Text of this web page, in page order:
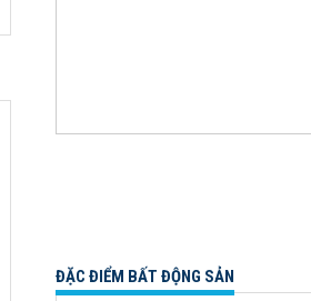
ĐẶC ĐIỂM BẤT ĐỘNG SẢN